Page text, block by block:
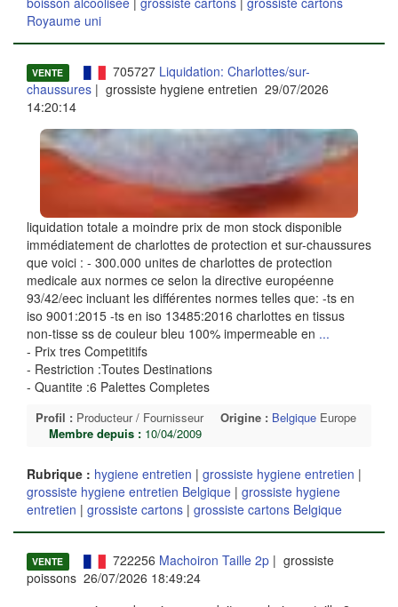
Royaume uni
VENTE 705727 Liquidation: Charlottes/sur-
chaussures | grossiste hygiene entretien 29/07/2026
14:20:14
liquidation totale a moindre prix de mon stock disponible
immédiatement de charlottes de protection et sur-chaussures
que voici : - 300.000 unites de charlottes de protection
medicale aux normes ce selon la directive européenne
93/42/eec incluant les différentes normes telles que: -ts en
iso 9001:2015 -ts en iso 13485:2016 charlottes en tissus
non-tisse ss de couleur bleu 100% impermeable en ...
- Prix tres Competitifs
- Restriction :Toutes Destinations
- Quantite :6 Palettes Completes
Profil : Producteur / Fournisseur Origine : Belgique Europe
Membre depuis : 10/04/2009
Rubrique : hygiene entretien | grossiste hygiene entretien |
grossiste hygiene entretien Belgique | grossiste hygiene
entretien | grossiste cartons | grossiste cartons Belgique
VENTE 722256 Machoiron Taille 2p| grossiste
poissons 26/07/2026 18:49:24